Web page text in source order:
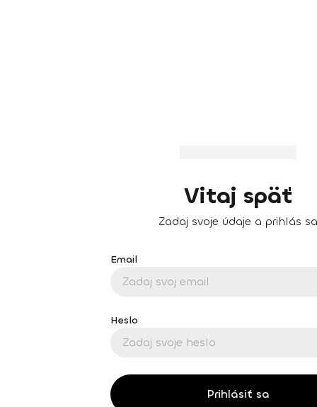
Vitaj späť
Zadaj svoje údaje a prihlás sa
Email
Heslo
Prihlásiť sa